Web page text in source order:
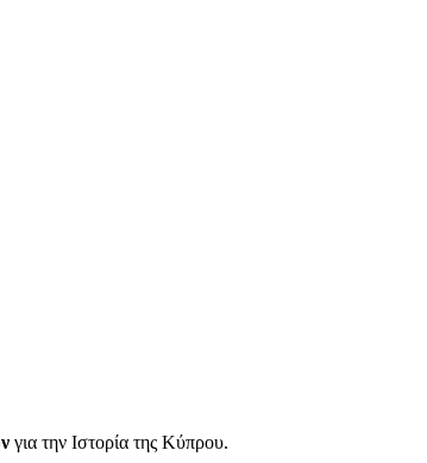
για την Ιστορία της Κύπρου.